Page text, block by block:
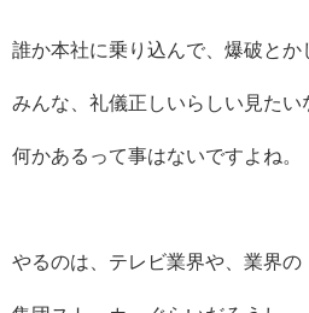
誰か本社に乗り込んで、爆破とか
みんな、礼儀正しいらしい見たい
何かあるって事はないですよね。
やるのは、テレビ業界や、業界の